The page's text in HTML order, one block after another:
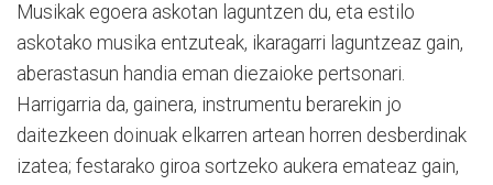
Musikak egoera askotan laguntzen du, eta estilo
askotako musika entzuteak, ikaragarri laguntzeaz gain,
aberastasun handia eman diezaioke pertsonari.
Harrigarria da, gainera, instrumentu berarekin jo
daitezkeen doinuak elkarren artean horren desberdinak
izatea; festarako giroa sortzeko aukera emateaz gain,